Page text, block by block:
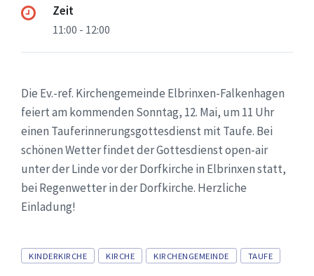
Zeit
11:00 - 12:00
Die Ev.-ref. Kirchengemeinde Elbrinxen-Falkenhagen
feiert am kommenden Sonntag, 12. Mai, um 11 Uhr
einen Tauferinnerungsgottesdienst mit Taufe. Bei
schönen Wetter findet der Gottesdienst open-air
unter der Linde vor der Dorfkirche in Elbrinxen statt,
bei Regenwetter in der Dorfkirche. Herzliche
Einladung!
Tags
KINDERKIRCHE KIRCHE KIRCHENGEMEINDE TAUFE